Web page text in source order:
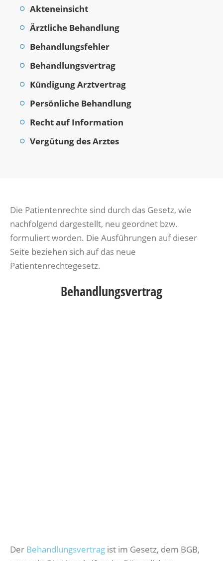
Akteneinsicht
Ärztliche Behandlung
Behandlungsfehler
Behandlungsvertrag
Kündigung Arztvertrag
Persönliche Behandlung
Recht auf Information
Vergütung des Arztes
Die Patientenrechte sind durch das Gesetz, wie
nachfolgend dargestellt, neu geordnet bzw.
formuliert worden. Die Ausführungen auf dieser
Seite beziehen sich auf das neue
Patientenrechtegesetz.
Behandlungsvertrag
Der Behandlungsvertrag ist im Gesetz, dem BGB,